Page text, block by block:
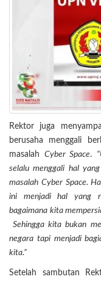
Rektor juga
berusaha menggali
masalah Cyber Space.
selalu menggali hal
masalah Cyber Space.
ini menjadi hal yang
bagaimana kita
Sehingga kita bukan
negara tapi menjadi
kita.”
Setelah sambutan